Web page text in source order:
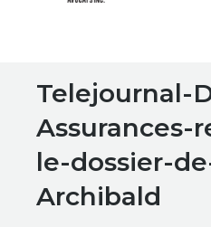
Telejournal-
Assurances-
le-dossier-
Archibald